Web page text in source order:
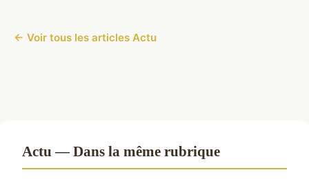
← Voir tous les articles Actu
Actu — Dans la même rubrique